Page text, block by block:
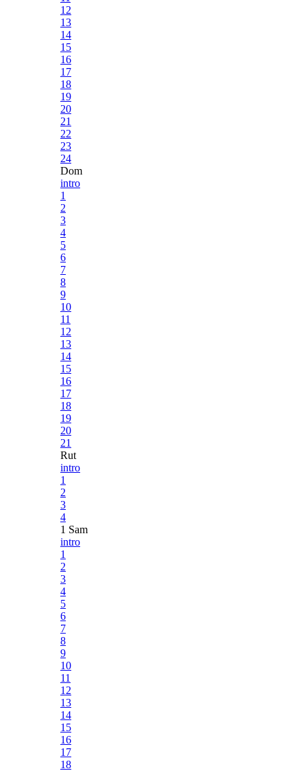
12
13
14
15
16
17
18
19
20
21
22
23
24
Dom
intro
1
2
3
4
5
6
7
8
9
10
11
12
13
14
15
16
17
18
19
20
21
Rut
intro
1
2
3
4
1 Sam
intro
1
2
3
4
5
6
7
8
9
10
11
12
13
14
15
16
17
18